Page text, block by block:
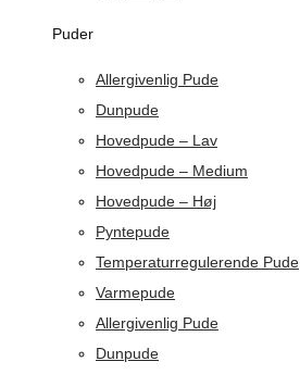
Puder
Allergivenlig Pude
Dunpude
Hovedpude – Lav
Hovedpude – Medium
Hovedpude – Høj
Pyntepude
Temperaturregulerende Pude
Varmepude
Allergivenlig Pude
Dunpude